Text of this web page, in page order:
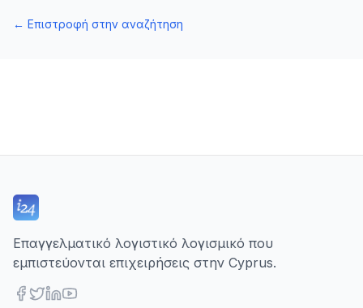
← Επιστροφή στην αναζήτηση
Επαγγελματικό λογιστικό λογισμικό που
εμπιστεύονται επιχειρήσεις στην Cyprus.